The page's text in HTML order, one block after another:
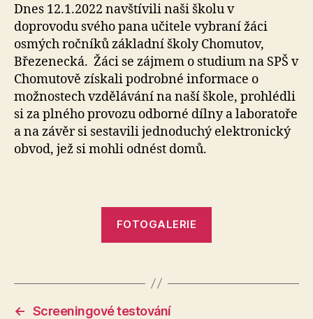
Dnes 12.1.2022 navštívili naši školu v
doprovodu svého pana učitele vybraní žáci
osmých ročníků základní školy Chomutov,
Březenecká. Žáci se zájmem o studium na SPŠ v
Chomutově získali podrobné informace o
možnostech vzdělávání na naší škole, prohlédli
si za plného provozu odborné dílny a laboratoře
a na závěr si sestavili jednoduchý elektronický
obvod, jež si mohli odnést domů.
FOTOGALERIE
← Screeningové testování